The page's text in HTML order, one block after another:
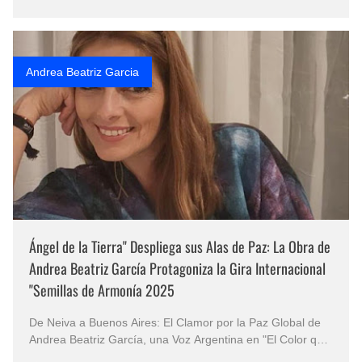
Andrea Beatriz Garcia
Ángel de la Tierra" Despliega sus Alas de Paz: La Obra de
Andrea Beatriz García Protagoniza la Gira Internacional
"Semillas de Armonía 2025
De Neiva a Buenos Aires: El Clamor por la Paz Global de
Andrea Beatriz García, una Voz Argentina en "El Color que